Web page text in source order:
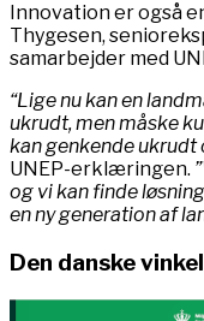
Innovation er også
Thygesen,
samarbejder med
“Lige nu kan en
ukrudt, men måske
kan genkende ukrudt
UNEP-erklæringen.
og vi kan finde
en ny generation af
Den danske vinkel